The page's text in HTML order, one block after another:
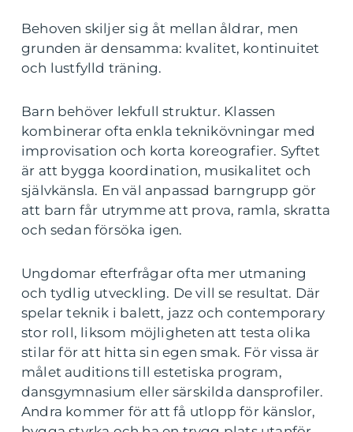
Behoven skiljer sig åt mellan åldrar, men
grunden är densamma: kvalitet, kontinuitet
och lustfylld träning.
Barn behöver lekfull struktur. Klassen
kombinerar ofta enkla teknikövningar med
improvisation och korta koreografier. Syftet
är att bygga koordination, musikalitet och
självkänsla. En väl anpassad barngrupp gör
att barn får utrymme att prova, ramla, skratta
och sedan försöka igen.
Ungdomar efterfrågar ofta mer utmaning
och tydlig utveckling. De vill se resultat. Där
spelar teknik i balett, jazz och contemporary
stor roll, liksom möjligheten att testa olika
stilar för att hitta sin egen smak. För vissa är
målet auditions till estetiska program,
dansgymnasium eller särskilda dansprofiler.
Andra kommer för att få utlopp för känslor,